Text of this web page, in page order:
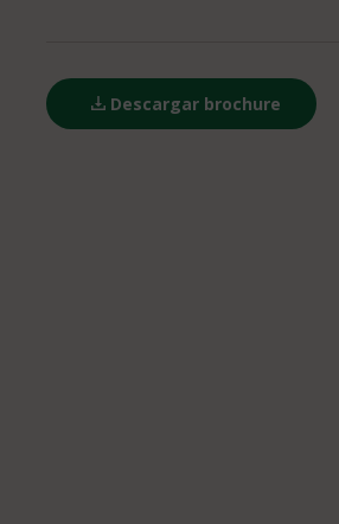
Descargar brochure